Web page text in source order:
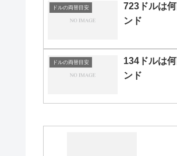
ドルの両替目安
723ドルは
ンド
ドルの両替目安
134ドルは
ンド